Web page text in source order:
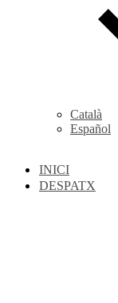
Català
Español
INICI
DESPATX